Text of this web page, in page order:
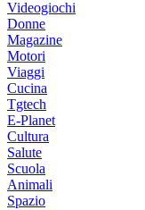
Videogiochi
Donne
Magazine
Motori
Viaggi
Cucina
Tgtech
E-Planet
Cultura
Salute
Scuola
Animali
Spazio